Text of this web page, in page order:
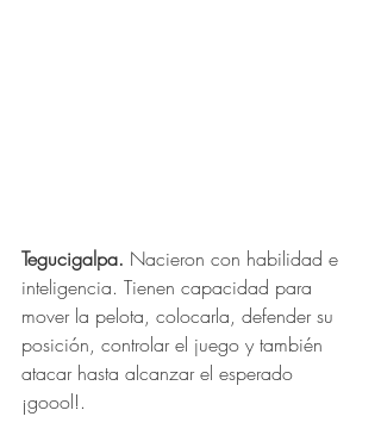
Tegucigalpa. Nacieron con habilidad e
inteligencia. Tienen capacidad para
mover la pelota, colocarla, defender su
posición, controlar el juego y también
atacar hasta alcanzar el esperado
¡goool!.